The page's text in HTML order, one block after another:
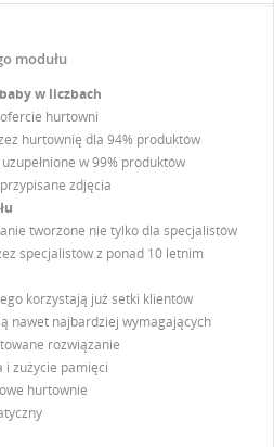
modułu
w liczbach
hurtowni
hurtownię dla 94% produktów
w 99% produktów
zdjęcia
tworzone nie tylko dla specjalistów
specjalistów z ponad 10 letnim
korzystają już setki klientów
nawet najbardziej wymagających
rozwiązanie
i zużycie pamięci
hurtownie
ŻYCZEŃ
by zapisać produkty na swojej